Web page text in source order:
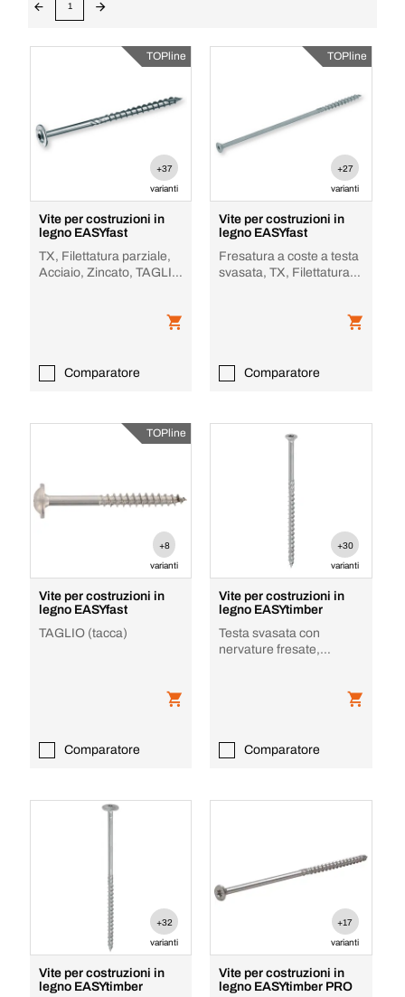
1
TOPline
+37
varianti
Vite per costruzioni in
legno EASYfast
TX, Filettatura parziale,
Acciaio, Zincato, TAGLIO
Comparatore
TOPline
+27
varianti
Vite per costruzioni in
legno EASYfast
Fresatura a coste a testa
svasata, TX, Filettatura
Comparatore
TOPline
+8
varianti
Vite per costruzioni in
legno EASYfast
TAGLIO (tacca)
Comparatore
+30
varianti
Vite per costruzioni in
legno EASYtimber
Testa svasata con
nervature fresate,
Comparatore
+32
varianti
Vite per costruzioni in
legno EASYtimber
+17
varianti
Vite per costruzioni in
legno EASYtimber PRO